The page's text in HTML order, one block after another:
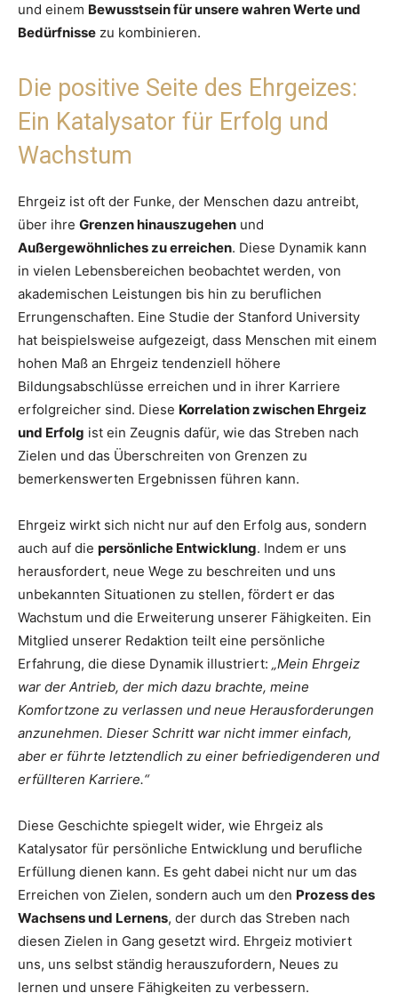
und einem Bewusstsein für unsere wahren Werte und
Bedürfnisse zu kombinieren.
Die positive Seite des Ehrgeizes:
Ein Katalysator für Erfolg und
Wachstum
Ehrgeiz ist oft der Funke, der Menschen dazu antreibt,
über ihre Grenzen hinauszugehen und
Außergewöhnliches zu erreichen. Diese Dynamik kann
in vielen Lebensbereichen beobachtet werden, von
akademischen Leistungen bis hin zu beruflichen
Errungenschaften. Eine Studie der Stanford University
hat beispielsweise aufgezeigt, dass Menschen mit einem
hohen Maß an Ehrgeiz tendenziell höhere
Bildungsabschlüsse erreichen und in ihrer Karriere
erfolgreicher sind. Diese Korrelation zwischen Ehrgeiz
und Erfolg ist ein Zeugnis dafür, wie das Streben nach
Zielen und das Überschreiten von Grenzen zu
bemerkenswerten Ergebnissen führen kann.
Ehrgeiz wirkt sich nicht nur auf den Erfolg aus, sondern
auch auf die persönliche Entwicklung. Indem er uns
herausfordert, neue Wege zu beschreiten und uns
unbekannten Situationen zu stellen, fördert er das
Wachstum und die Erweiterung unserer Fähigkeiten. Ein
Mitglied unserer Redaktion teilt eine persönliche
Erfahrung, die diese Dynamik illustriert: „Mein Ehrgeiz
war der Antrieb, der mich dazu brachte, meine
Komfortzone zu verlassen und neue Herausforderungen
anzunehmen. Dieser Schritt war nicht immer einfach,
aber er führte letztendlich zu einer befriedigenderen und
erfüllteren Karriere.“
Diese Geschichte spiegelt wider, wie Ehrgeiz als
Katalysator für persönliche Entwicklung und berufliche
Erfüllung dienen kann. Es geht dabei nicht nur um das
Erreichen von Zielen, sondern auch um den Prozess des
Wachsens und Lernens, der durch das Streben nach
diesen Zielen in Gang gesetzt wird. Ehrgeiz motiviert
uns, uns selbst ständig herauszufordern, Neues zu
lernen und unsere Fähigkeiten zu verbessern.